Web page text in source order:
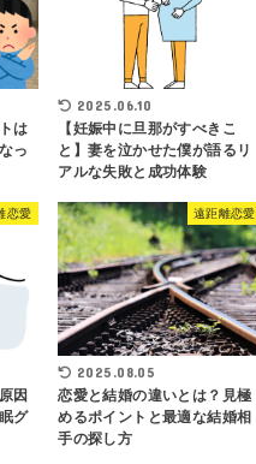
は
っ
2025.06.10
【妊娠中に旦那がすべきこ
と】妻を泣かせた僕が語るリ
アルな失敗と成功体験
恋愛
因
グ
遠距離恋愛
2025.08.05
恋愛と結婚の違いとは？見極
めるポイントと最適な結婚相
手の探し方